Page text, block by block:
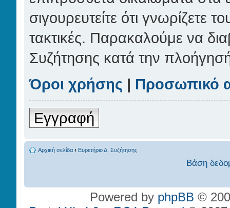
σιγουρευτείτε ότι γνωρίζετε
τακτικές. Παρακαλούμε να
Συζήτησης κατά την
Όροι χρήσης | Προσωπικό
Εγγραφή
Αρχική σελίδα ‹ Ευρετήριο Δ. Συζήτησης
Βάση
Powered by phpBB ©